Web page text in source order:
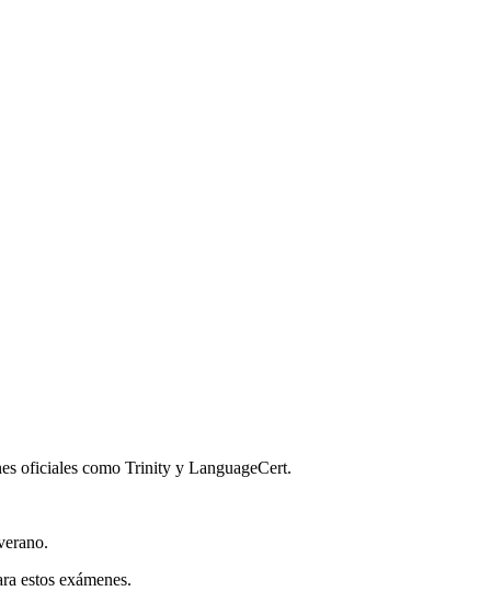
oficiales como Trinity y LanguageCert.
estos exámenes.